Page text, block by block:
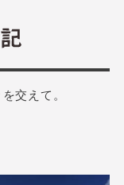
交えて。